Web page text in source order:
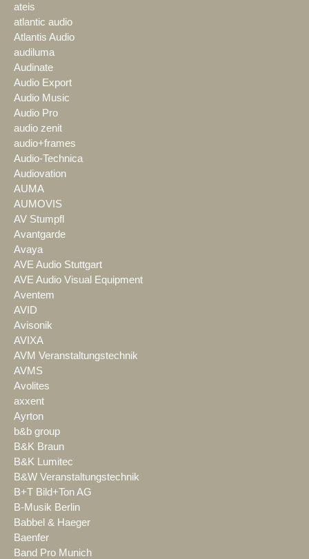
ateis
atlantic audio
Atlantis Audio
audiluma
Audinate
Audio Export
Audio Music
Audio Pro
audio zenit
audio+frames
Audio-Technica
Audiovation
AUMA
AUMOVIS
AV Stumpfl
Avantgarde
Avaya
AVE Audio Stuttgart
AVE Audio Visual Equipment
Aventem
AVID
Avisonik
AVIXA
AVM Veranstaltungstechnik
AVMS
Avolites
axxent
Ayrton
b&b group
B&K Braun
B&K Lumitec
B&W Veranstaltungstechnik
B+T Bild+Ton AG
B-Musik Berlin
Babbel & Haeger
Baenfer
Band Pro Munich